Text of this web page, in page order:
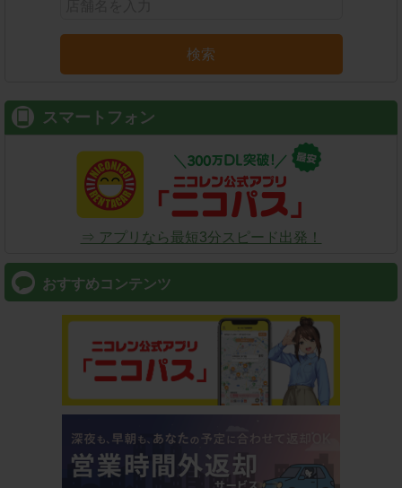
検索
スマートフォン
⇒ アプリなら最短3分スピード出発！
おすすめコンテンツ